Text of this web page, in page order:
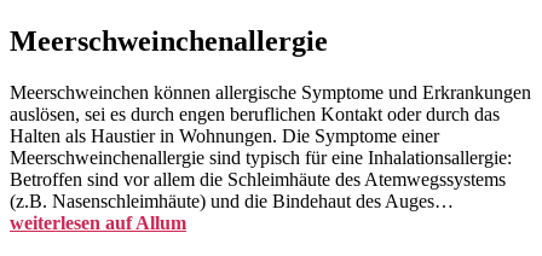
Meerschweinchenallergie
Meerschweinchen können allergische Symptome und Erkrankungen
auslösen, sei es durch engen beruflichen Kontakt oder durch das
Halten als Haustier in Wohnungen. Die Symptome einer
Meerschweinchenallergie sind typisch für eine Inhalationsallergie:
Betroffen sind vor allem die Schleimhäute des Atemwegssystems
(z.B. Nasenschleimhäute) und die Bindehaut des Auges…
weiterlesen auf Allum